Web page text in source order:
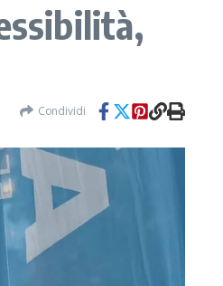
Condividi